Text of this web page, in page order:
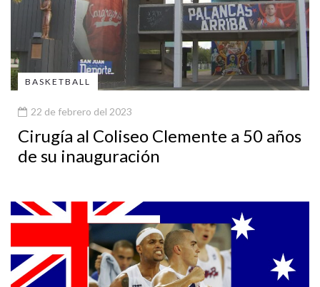
BASKETBALL
22 de febrero del 2023
Cirugía al Coliseo Clemente a 50 años
de su inauguración